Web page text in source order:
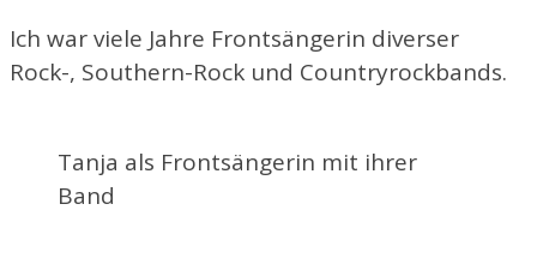
Ich war viele Jahre Frontsängerin diverser
Rock-, Southern-Rock und Countryrockbands.
Tanja als Frontsängerin mit ihrer
Band